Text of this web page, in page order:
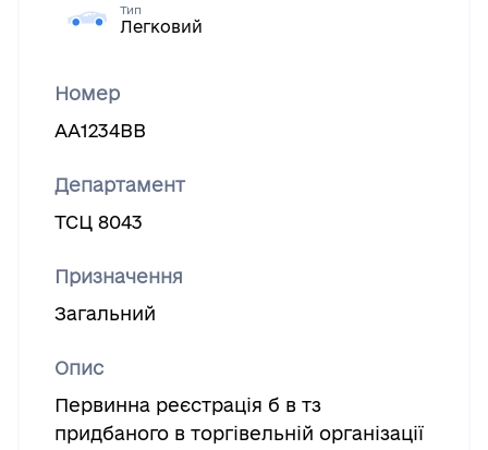
Тип
Легковий
Номер
АА1234ВВ
Департамент
ТСЦ 8043
Призначення
Загальний
Опис
Первинна реєстрацiя б в тз
придбаного в торгівельній організації